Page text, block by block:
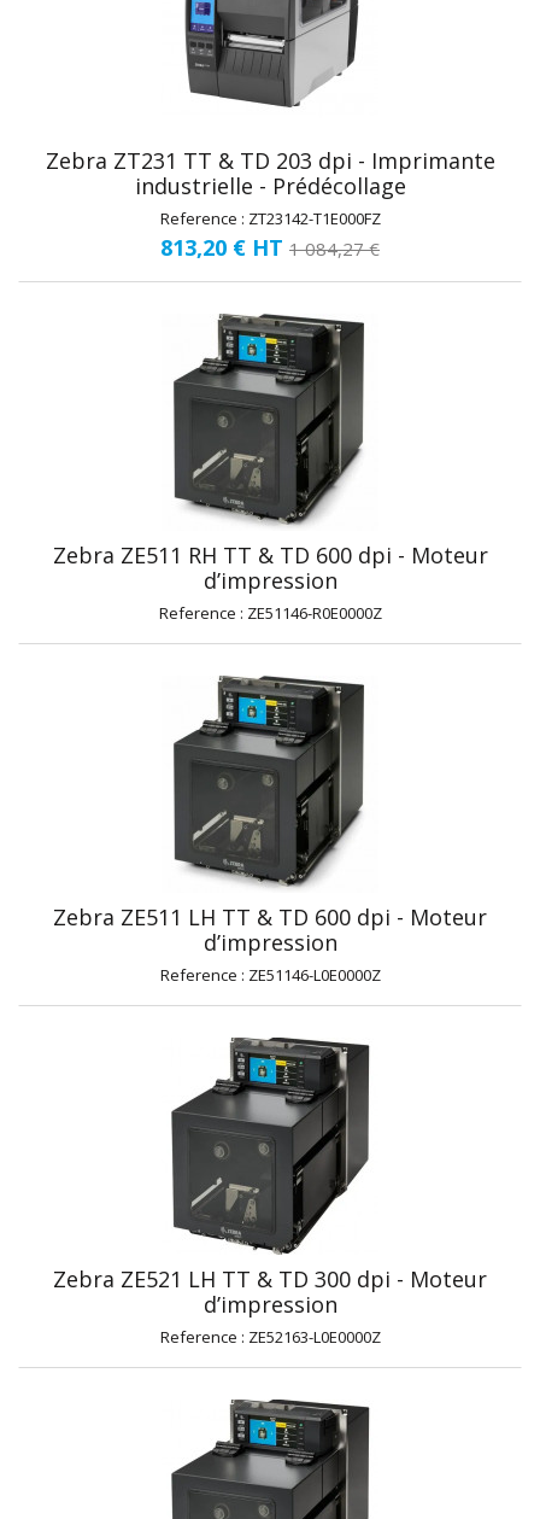
Zebra ZT231 TT & TD 203 dpi - Imprimante
industrielle - Prédécollage
Reference : ZT23142-T1E000FZ
813,20 € HT 1 084,27 €
Zebra ZE511 RH TT & TD 600 dpi - Moteur
d’impression
Reference : ZE51146-R0E0000Z
Zebra ZE511 LH TT & TD 600 dpi - Moteur
d’impression
Reference : ZE51146-L0E0000Z
Zebra ZE521 LH TT & TD 300 dpi - Moteur
d’impression
Reference : ZE52163-L0E0000Z